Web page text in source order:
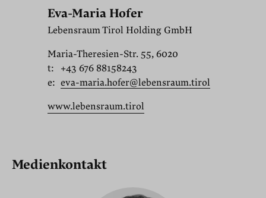
Eva-Maria Hofer
Lebensraum Tirol Holding GmbH
Maria-Theresien-Str. 55, 6020
t:
+43 676 88158243
e: eva-maria.hofer@lebensraum.tirol
www.lebensraum.tirol
Medienkontakt